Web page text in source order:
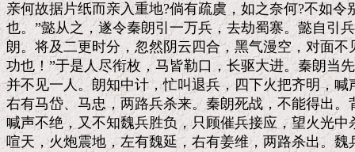
亲何故据片纸而亲入重地?倘有疏虞，如之奈何?不如令
也。”懿从之，遂令秦朗引一万兵，去劫蜀寨。懿自引
朗。将及二更时分，忽然阴云四合，黑气漫空，对面不
功也！”于是人尽衔枚，马皆勒口，长驱大进。秦朗当
并不见一人。朗知中计，忙叫退兵，四下火把齐明，
右有马岱、马忠，两路兵杀来。秦朗死战，不能得出
喊声不绝，又不知魏兵胜负，只顾催兵接应，望火光
喧天，火炮震地，左有魏延，右有姜维，两路杀出。